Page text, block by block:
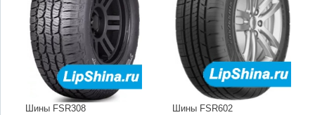
Шины FSR308 Шины FSR602